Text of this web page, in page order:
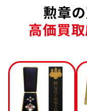
勲章
高価買